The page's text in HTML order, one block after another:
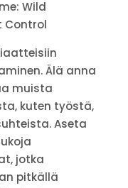
Älä anna
muista
kuten työstä,
Aseta
jotka
pitkällä